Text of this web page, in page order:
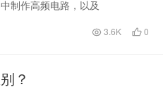
制作高频电路，以及
3.6K 0
？